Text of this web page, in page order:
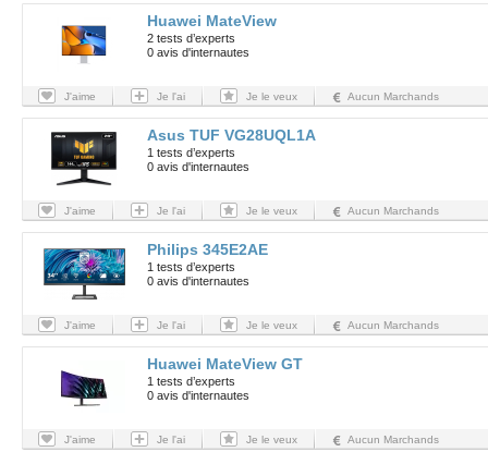
Huawei MateView
2 tests d’experts
0 avis d'internautes
J'aime Je l'ai Je le veux Aucun Marchands
Asus TUF VG28UQL1A
1 tests d’experts
0 avis d'internautes
J'aime Je l'ai Je le veux Aucun Marchands
Philips 345E2AE
1 tests d’experts
0 avis d'internautes
J'aime Je l'ai Je le veux Aucun Marchands
Huawei MateView GT
1 tests d’experts
0 avis d'internautes
J'aime Je l'ai Je le veux Aucun Marchands